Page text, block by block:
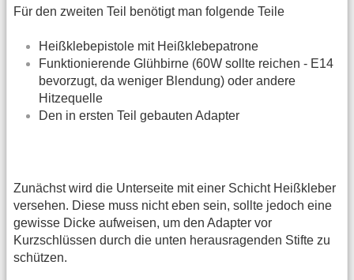
Für den zweiten Teil benötigt man folgende Teile
Heißklebepistole mit Heißklebepatrone
Funktionierende Glühbirne (60W sollte reichen - E14
bevorzugt, da weniger Blendung) oder andere
Hitzequelle
Den in ersten Teil gebauten Adapter
Zunächst wird die Unterseite mit einer Schicht Heißkleber
versehen. Diese muss nicht eben sein, sollte jedoch eine
gewisse Dicke aufweisen, um den Adapter vor
Kurzschlüssen durch die unten herausragenden Stifte zu
schützen.